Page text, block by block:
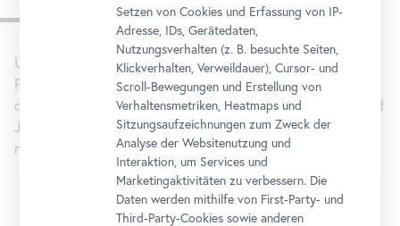
Ihr Besuch
Unsere Schulklassenprogramme richten sich an
Pädagog*innen aller Schultypen und ihre Schüler*innen von
der 1. bis zur 13. Schulstufe. Vorwissen seitens der Kinder und
Jugendlichen ist für den Besuch im Belvedere nicht
notwendig.
Veranstaltung wählen
Setzen von Cookies und Erfassung von IP-
Adresse, IDs, Gerätedaten,
Nutzungsverhalten (z. B. besuchte Seiten,
Klickverhalten, Verweildauer), Cursor- und
Scroll-Bewegungen und Erstellung von
Verhaltensmetriken, Heatmaps und
Sitzungsaufzeichnungen zum Zweck der
Analyse der Websitenutzung und
Interaktion, um Services und
Marketingaktivitäten zu verbessern. Die
Daten werden mithilfe von First-Party- und
Third-Party-Cookies sowie anderen